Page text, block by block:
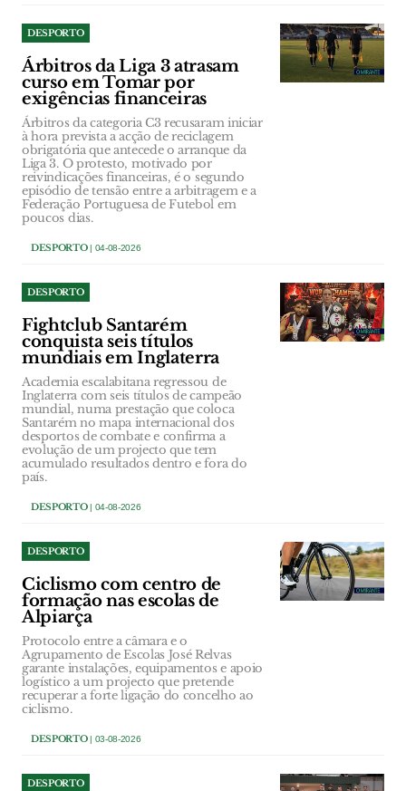
DESPORTO
Árbitros da Liga 3 atrasam
curso em Tomar por
exigências financeiras
Árbitros da categoria C3 recusaram iniciar
à hora prevista a acção de reciclagem
obrigatória que antecede o arranque da
Liga 3. O protesto, motivado por
reivindicações financeiras, é o segundo
episódio de tensão entre a arbitragem e a
Federação Portuguesa de Futebol em
poucos dias.
DESPORTO| 04-08-2026
DESPORTO
Fightclub Santarém
conquista seis títulos
mundiais em Inglaterra
Academia escalabitana regressou de
Inglaterra com seis títulos de campeão
mundial, numa prestação que coloca
Santarém no mapa internacional dos
desportos de combate e confirma a
evolução de um projecto que tem
acumulado resultados dentro e fora do
país.
DESPORTO| 04-08-2026
DESPORTO
Ciclismo com centro de
formação nas escolas de
Alpiarça
Protocolo entre a câmara e o
Agrupamento de Escolas José Relvas
garante instalações, equipamentos e apoio
logístico a um projecto que pretende
recuperar a forte ligação do concelho ao
ciclismo.
DESPORTO| 03-08-2026
DESPORTO